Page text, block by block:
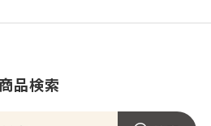
商品検索